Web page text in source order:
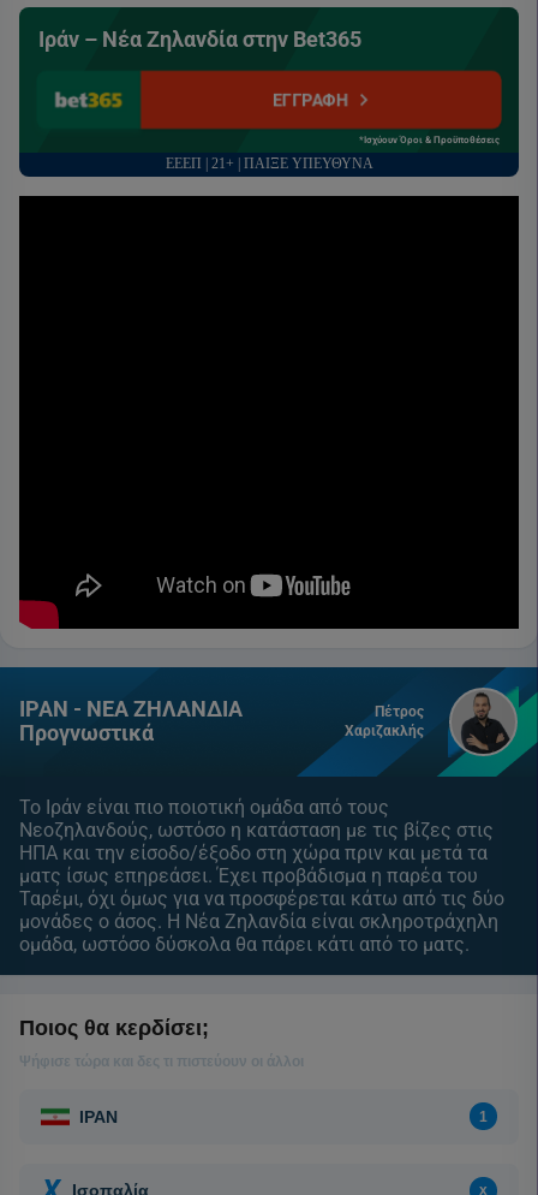
Ιράν – Νέα Ζηλανδία στην Bet365
ΕΓΓΡΑΦΗ
*Ισχύουν Όροι & Προϋποθέσεις
ΕΕΕΠ | 21+ | ΠΑΙΞΕ ΥΠΕΥΘΥΝΑ
ΙΡΑΝ - ΝΕΑ ΖΗΛΑΝΔΙΑ
Προγνωστικά
Πέτρος
Χαριζακλής
Το Ιράν είναι πιο ποιοτική ομάδα από τους
Νεοζηλανδούς, ωστόσο η κατάσταση με τις βίζες στις
ΗΠΑ και την είσοδο/έξοδο στη χώρα πριν και μετά τα
ματς ίσως επηρεάσει. Έχει προβάδισμα η παρέα του
Ταρέμι, όχι όμως για να προσφέρεται κάτω από τις δύο
μονάδες ο άσος. Η Νέα Ζηλανδία είναι σκληροτράχηλη
ομάδα, ωστόσο δύσκολα θα πάρει κάτι από το ματς.